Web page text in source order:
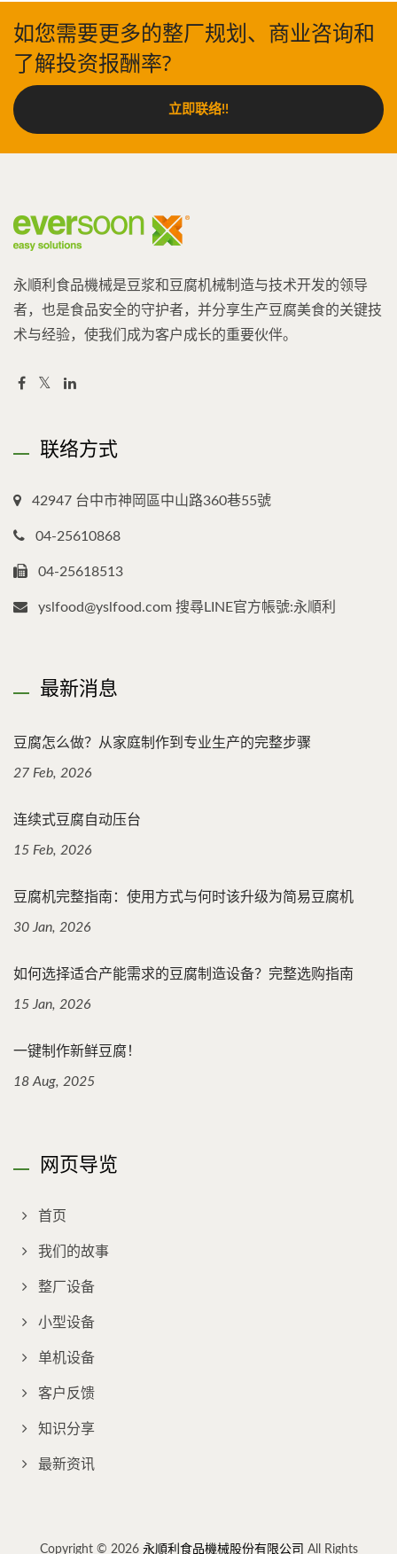
如您需要更多的整厂规划、商业咨询和
了解投资报酬率?
立即联络!!
永順利食品機械是豆浆和豆腐机械制造与技术开发的领导
者，也是食品安全的守护者，并分享生产豆腐美食的关键技
术与经验，使我们成为客户成长的重要伙伴。
联络方式
42947 台中市神岡區中山路360巷55號
04-25610868
04-25618513
yslfood@yslfood.com 搜尋LINE官方帳號:永順利
最新消息
豆腐怎么做？从家庭制作到专业生产的完整步骤
27 Feb, 2026
连续式豆腐自动压台
15 Feb, 2026
豆腐机完整指南：使用方式与何时该升级为简易豆腐机
30 Jan, 2026
如何选择适合产能需求的豆腐制造设备？完整选购指南
15 Jan, 2026
一键制作新鲜豆腐！
18 Aug, 2025
网页导览
首页
我们的故事
整厂设备
小型设备
单机设备
客户反馈
知识分享
最新资讯
Copyright © 2026 永順利食品機械股份有限公司 All Rights